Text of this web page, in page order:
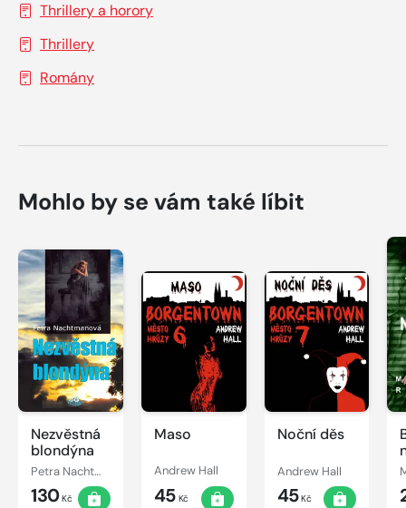
Thrillery a horory
Thrillery
Romány
Mohlo by se vám také líbit
Nezvěstná
blondýna
Petra Nachtmanová
130Kč
Maso
Andrew Hall
45Kč
Noční děs
Andrew Hall
45Kč